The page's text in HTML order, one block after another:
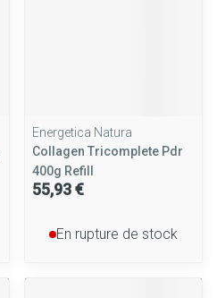
Energetica Natura
Collagen Tricomplete Pdr
400g Refill
55,93 €
En rupture de stock